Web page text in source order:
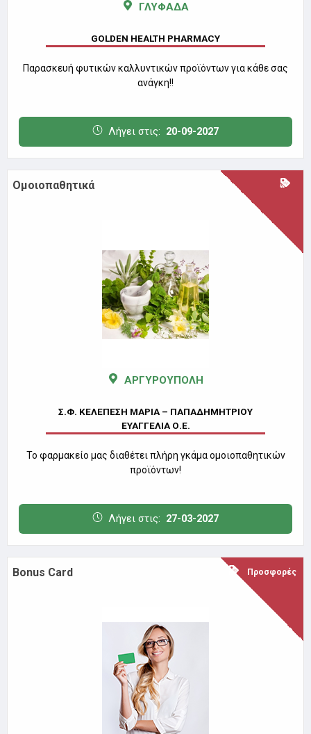
ΓΛΥΦΑΔΑ
GOLDEN HEALTH PHARMACY
Παρασκευή φυτικών καλλυντικών προϊόντων για κάθε σας
ανάγκη!!
Λήγει στις: 20-09-2027
Ομοιοπαθητικά
ΑΡΓΥΡΟΥΠΟΛΗ
Σ.Φ. ΚΕΛΕΠΕΣΗ ΜΑΡΙΑ – ΠΑΠΑΔΗΜΗΤΡΙΟΥ
ΕΥΑΓΓΕΛΙΑ Ο.Ε.
Το φαρμακείο μας διαθέτει πλήρη γκάμα ομοιοπαθητικών
προϊόντων!
Λήγει στις: 27-03-2027
Bonus Card Προσφορές